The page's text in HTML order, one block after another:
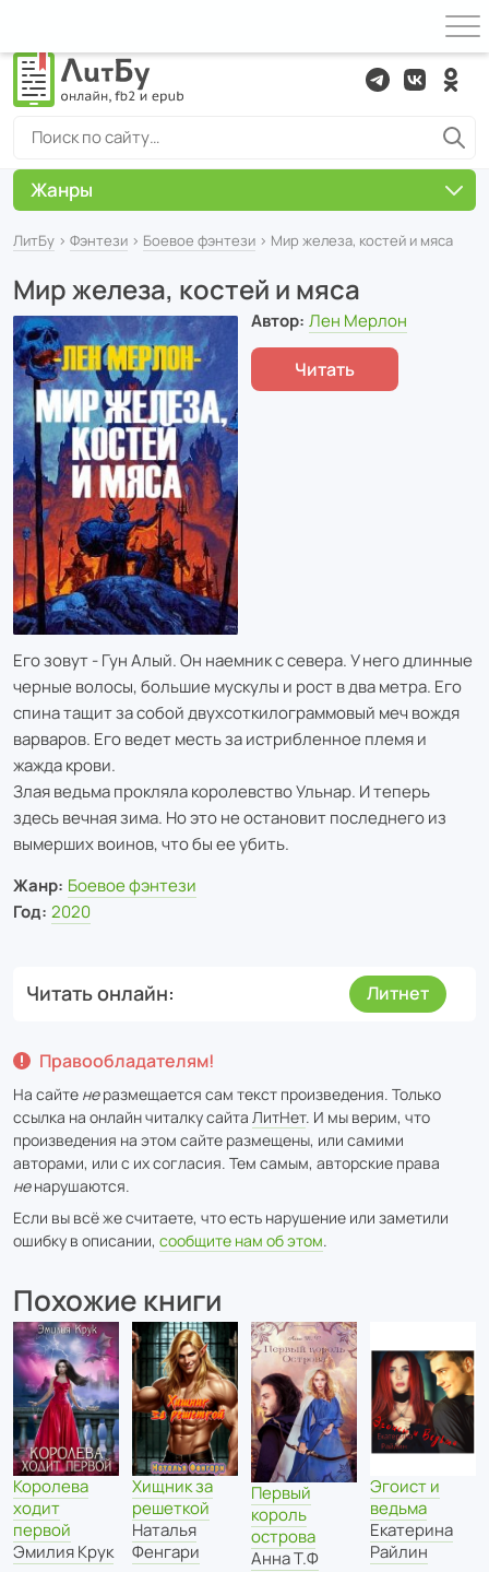
ЛитБу › Фэнтези › Боевое фэнтези › Мир железа, костей и мяса
Мир железа, костей и мяса
Автор: Лен Мерлон
Читать
Его зовут - Гун Алый. Он наемник с севера. У него длинные
черные волосы, большие мускулы и рост в два метра. Его
спина тащит за собой двухсоткилограммовый меч вождя
варваров. Его ведет месть за истрибленное племя и
жажда крови.
Злая ведьма прокляла королевство Ульнар. И теперь
здесь вечная зима. Но это не остановит последнего из
вымерших воинов, что бы ее убить.
Жанр: Боевое фэнтези
Год: 2020
Читать онлайн Литнет
Правообладателям!
На сайте неразмещается сам текст произведения. Только
ссылка на онлайн читалку сайта ЛитНет. И мы верим, что
произведения на этом сайте размещены, или самими
авторами, или с их согласия. Тем самым, авторские права
ненарушаются.
Если вы всё же считаете, что есть нарушение или заметили
ошибку в описании, сообщите нам об этом.
Похожие книги
Королева
ходит
первой
Эмилия Крук
Хищник за
решеткой
Наталья
Фенгари
Первый
король
острова
Анна Т.Ф
Эгоист и
ведьма
Екатерина
Райлин
Жанры